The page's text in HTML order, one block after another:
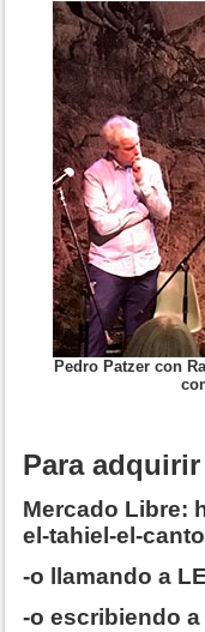
Pedro Patzer con
Para
Mercado Libre:
el-tahiel-el-
-o llamando a
-o escribiendo a